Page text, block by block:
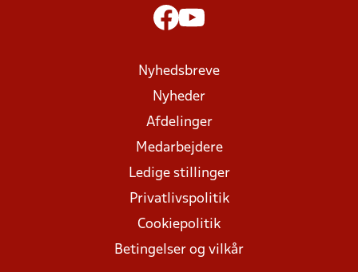
Nyhedsbreve
Nyheder
Afdelinger
Medarbejdere
Ledige stillinger
Privatlivspolitik
Cookiepolitik
Betingelser og vilkår